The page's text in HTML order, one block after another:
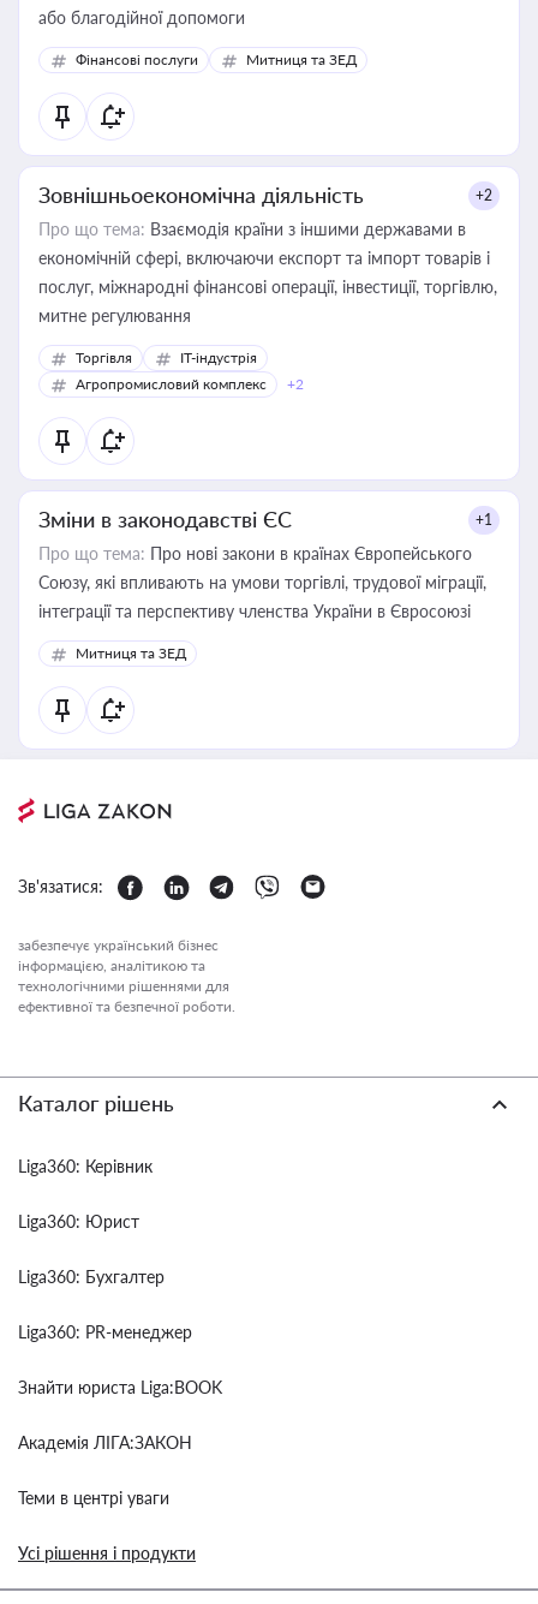
або благодійної допомоги
Фінансові послуги Митниця та ЗЕД
Зовнішньоекономічна діяльність +2
Про що тема: Взаємодія країни з іншими державами в
економічній сфері, включаючи експорт та імпорт товарів і
послуг, міжнародні фінансові операції, інвестиції, торгівлю,
митне регулювання
Торгівля
IT-індустрія
Агропромисловий комплекс
+2
Зміни в законодавстві ЄС +1
Про що тема: Про нові закони в країнах Європейського
Союзу, які впливають на умови торгівлі, трудової міграції,
інтеграції та перспективу членства України в Євросоюзі
Митниця та ЗЕД
Зв'язатися:
забезпечує український бізнес
інформацією, аналітикою та
технологічними рішеннями для
ефективної та безпечної роботи.
Каталог рішень
Liga360: Керівник
Liga360: Юрист
Liga360: Бухгалтер
Liga360: PR-менеджер
Знайти юриста Liga:BOOK
Академія ЛІГА:ЗАКОН
Теми в центрі уваги
Усі рішення і продукти